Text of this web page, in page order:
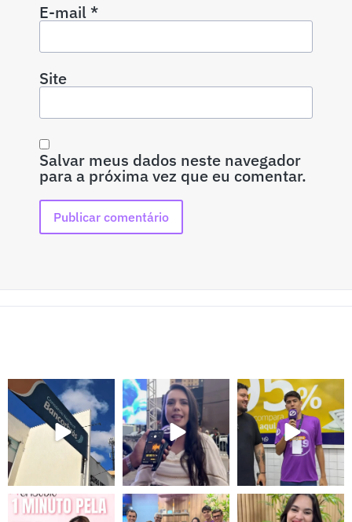
E-mail*
Site
Salvar meus dados neste navegador
para a próxima vez que eu comentar.